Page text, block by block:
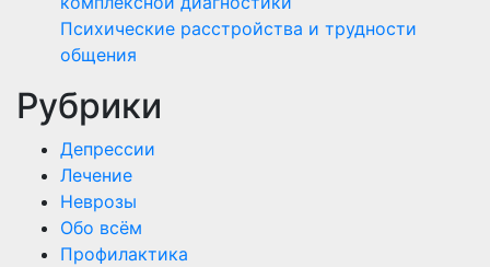
Психические расстройства и трудности
общения
Рубрики
Депрессии
Лечение
Неврозы
Обо всём
Профилактика